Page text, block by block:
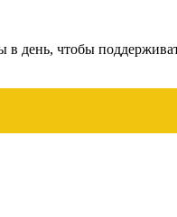
в день, чтобы